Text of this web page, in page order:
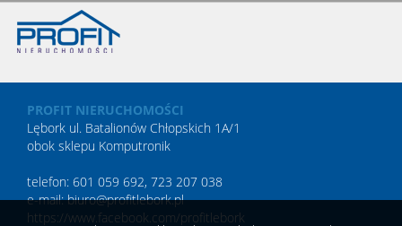
PROFIT NIERUCHOMOŚCI
Lębork ul. Batalionów Chłopskich 1A/1
obok sklepu Komputronik
telefon: 601 059 692, 723 207 038
e-mail: biuro@profitlebork.pl
https://www.facebook.com/profitlebork